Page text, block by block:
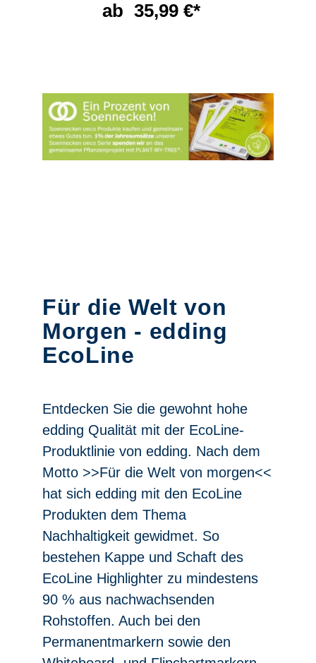
ab 35,99 €*
Für die Welt von
Morgen - edding
EcoLine
Entdecken Sie die gewohnt hohe
edding Qualität mit der EcoLine-
Produktlinie von edding. Nach dem
Motto >>Für die Welt von morgen<<
hat sich edding mit den EcoLine
Produkten dem Thema
Nachhaltigkeit gewidmet. So
bestehen Kappe und Schaft des
EcoLine Highlighter zu mindestens
90 % aus nachwachsenden
Rohstoffen. Auch bei den
Permanentmarkern sowie den